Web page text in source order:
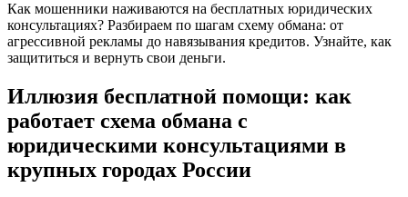
Как мошенники наживаются на бесплатных юридических
консультациях? Разбираем по шагам схему обмана: от
агрессивной рекламы до навязывания кредитов. Узнайте, как
защититься и вернуть свои деньги.
Иллюзия бесплатной помощи: как
работает схема обмана с
юридическими консультациями в
крупных городах России